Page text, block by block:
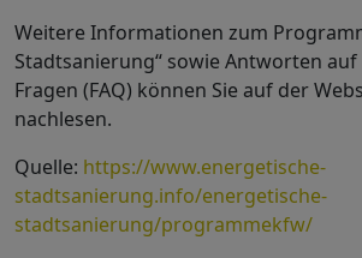
Weitere Informationen zum
Stadtsanierung“ sowie Antworten
Fragen (FAQ) können Sie auf der
nachlesen.
Quelle: https://www.energetische-
stadtsanierung.info/energetische-
stadtsanierung/programmekfw/